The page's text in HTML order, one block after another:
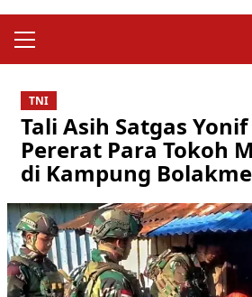
Menu
TNI
Tali Asih Satgas
Pererat Para Tokoh
di Kampung Bolakme